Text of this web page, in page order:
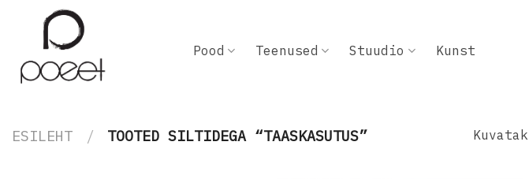
content
Pood Teenused Stuudio Kunst
ESILEHT / TOOTED SILTIDEGA “TAASKASUTUS”